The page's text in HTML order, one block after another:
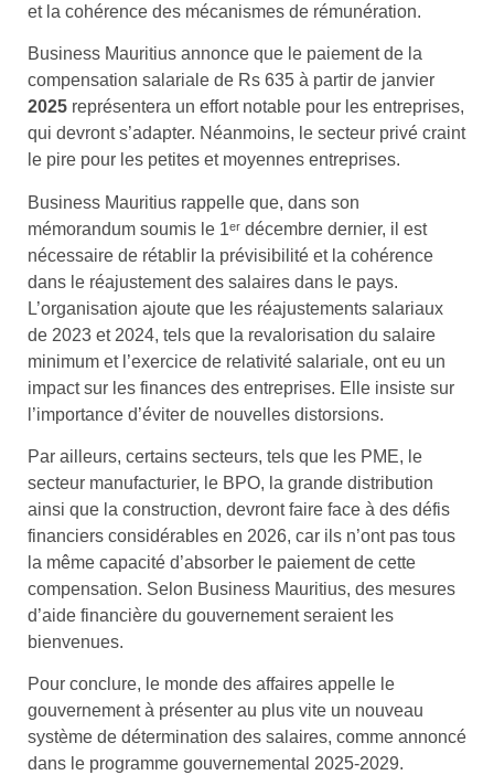
et la cohérence des mécanismes de rémunération.
Business Mauritius annonce que le paiement de la
compensation salariale de Rs 635 à partir de janvier
2025 représentera un effort notable pour les entreprises,
qui devront s’adapter. Néanmoins, le secteur privé craint
le pire pour les petites et moyennes entreprises.
Business Mauritius rappelle que, dans son
mémorandum soumis le 1ᵉʳ décembre dernier, il est
nécessaire de rétablir la prévisibilité et la cohérence
dans le réajustement des salaires dans le pays.
L’organisation ajoute que les réajustements salariaux
de 2023 et 2024, tels que la revalorisation du salaire
minimum et l’exercice de relativité salariale, ont eu un
impact sur les finances des entreprises. Elle insiste sur
l’importance d’éviter de nouvelles distorsions.
Par ailleurs, certains secteurs, tels que les PME, le
secteur manufacturier, le BPO, la grande distribution
ainsi que la construction, devront faire face à des défis
financiers considérables en 2026, car ils n’ont pas tous
la même capacité d’absorber le paiement de cette
compensation. Selon Business Mauritius, des mesures
d’aide financière du gouvernement seraient les
bienvenues.
Pour conclure, le monde des affaires appelle le
gouvernement à présenter au plus vite un nouveau
système de détermination des salaires, comme annoncé
dans le programme gouvernemental 2025-2029.